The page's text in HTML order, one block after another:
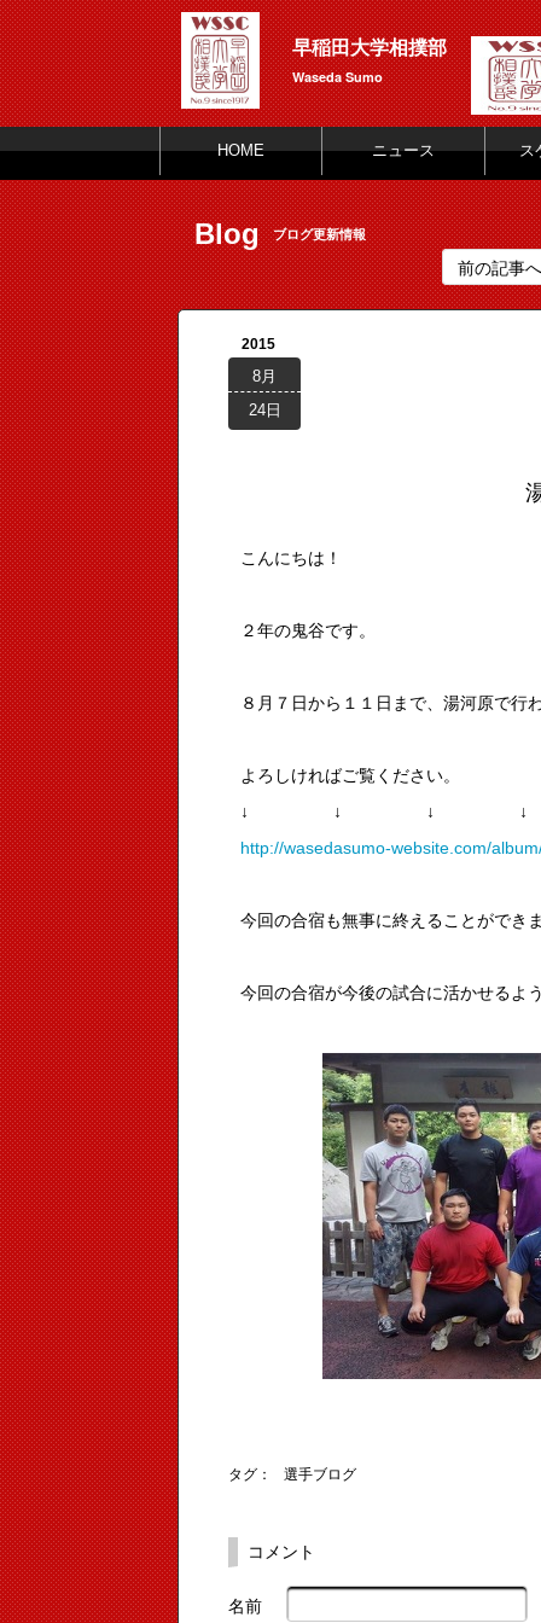
早稲田大学相撲部
Waseda Sumo
HOME ニュース ス
Blog ブログ更新情報
前の記事へ
2015
8月
24日
こんにちは！
２年の鬼谷です。
８月７日から１１日まで、湯河原で行
よろしければご覧ください。
↓ ↓ ↓
http://wasedasumo-website.com/
今回の合宿も無事に終えることができ
今回の合宿が今後の試合に活かせるよ
タグ： 選手ブログ
コメント
名前